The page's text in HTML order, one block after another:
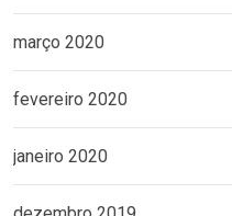
março 2020
fevereiro 2020
janeiro 2020